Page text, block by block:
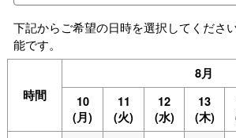
下記からご希望の日時を選択してくださ
能です。
時間
8月
10
(月)
11
(火)
12
(水)
13
(木)